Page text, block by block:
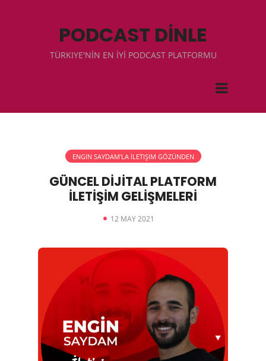
PODCAST DİNLE
TÜRKIYE'NİN EN İYİ PODCAST PLATFORMU
ENGIN SAYDAM'LA İLETIŞIM GÖZÜNDEN
GÜNCEL DİJİTAL PLATFORM
İLETİŞİM GELİŞMELERİ
12 MAY 2021